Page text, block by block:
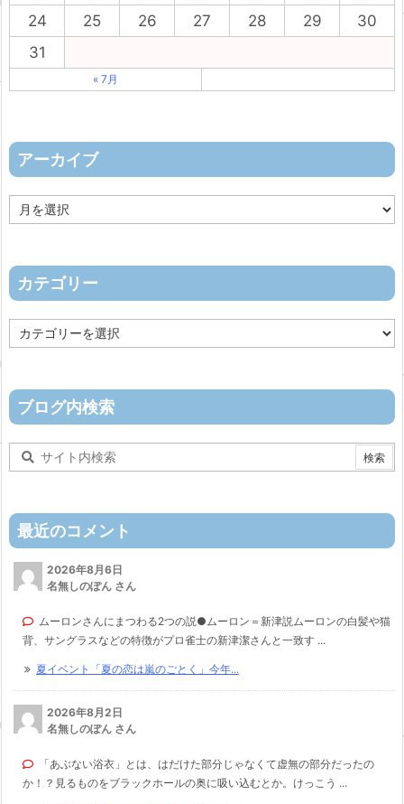
24
25 26 27 28 29
30
31
« 7月
アーカイブ
ー
ブ
カテゴリー
テ
ー
ブログ内検索
最近のコメント
2026年8月6日
名無しのぽん さん
ムーロンさんにまつわる2つの説●ムーロン＝新津説ムーロンの白髪や猫
背、サングラスなどの特徴がプロ雀士の新津潔さんと一致す ...
夏イベント「夏の恋は嵐のごとく」今年...
2026年8月2日
名無しのぽん さん
「あぶない浴衣」とは、はだけた部分じゃなくて虚無の部分だったの
か！？見るものをブラックホールの奥に吸い込むとか。けっこう ...